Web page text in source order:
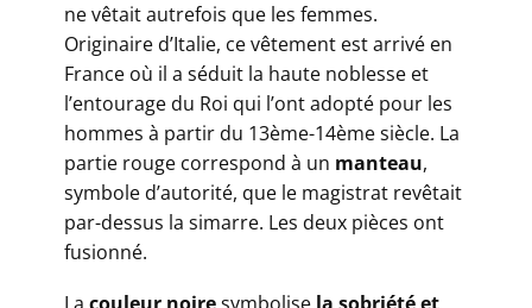
ne vêtait autrefois que les femmes.
Originaire d’Italie, ce vêtement est arrivé en
France où il a séduit la haute noblesse et
l’entourage du Roi qui l’ont adopté pour les
hommes à partir du 13ème-14ème siècle. La
partie rouge correspond à un manteau,
symbole d’autorité, que le magistrat revêtait
par-dessus la simarre. Les deux pièces ont
fusionné.